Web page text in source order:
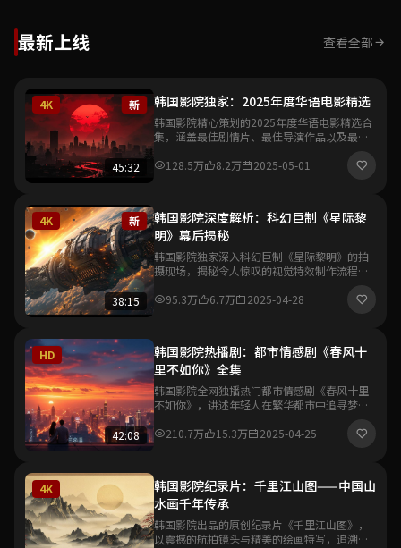
最新上线 查看全部
4K 新
45:32
韩国影院独家：2025年度华语电影精选
韩国影院精心策划的2025年度华语电影精选合
集，涵盖最佳剧情片、最佳导演作品以及最具
最新风向与创作趋势。
128.5万 8.2万 2025-05-01
4K 新
38:15
韩国影院深度解析：科幻巨制《星际黎
明》幕后揭秘
韩国影院独家深入科幻巨制《星际黎明》的拍
摄现场，揭秘令人惊叹的视觉特效制作流程与
化的全新里程碑。
95.3万 6.7万 2025-04-28
HD
42:08
韩国影院热播剧：都市情感剧《春风十
里不如你》全集
韩国影院全网独播热门都市情感剧《春风十里
不如你》，讲述年轻人在繁华都市中追寻梦想
强烈共鸣。
210.7万 15.3万 2025-04-25
4K
韩国影院纪录片：千里江山图——中国山
水画千年传承
韩国影院出品的原创纪录片《千里江山图》，
以震撼的航拍镜头与精美的绘画特写，追溯中